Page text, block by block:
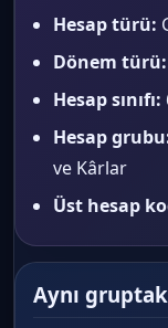
Hesap türü:
Dönem türü:
Hesap sınıfı:
Hesap
ve Kârlar
Üst hesap
Aynı